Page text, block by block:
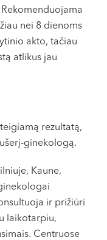
nei 8 dienoms
akto, tačiau
atlikus jau
rezultatą,
ginekologą.
Kaune,
ir prižiūri
laikotarpiu,
Centruose